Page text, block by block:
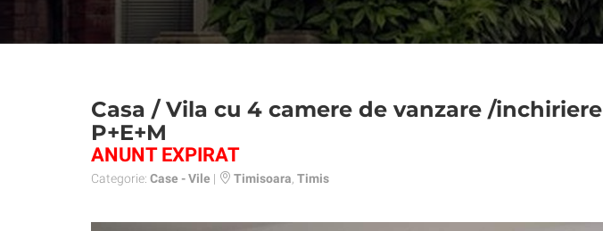
Casa / Vila cu 4 camere de vanzare /inchiriere
P+E+M
ANUNT EXPIRAT
Categorie: Case - Vile | Timisoara Timis